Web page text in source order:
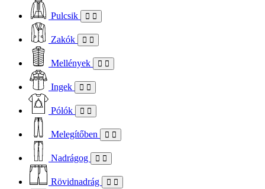
Pulcsik
Zakók
Mellények
Ingek
Pólók
Melegítőben
Nadrágog
Rövidnadrág